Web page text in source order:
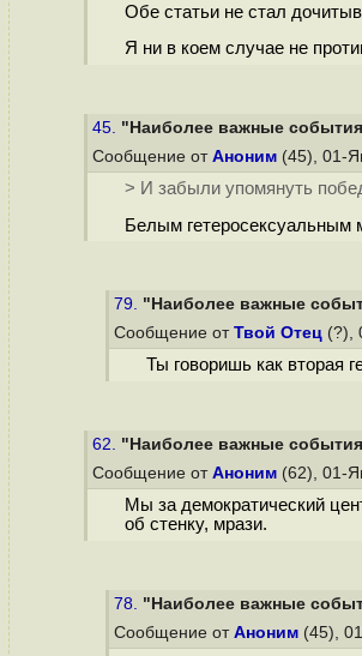
Обе статьи не стал
Я ни в коем случае не
45. "Наиболее важные события
Сообщение от Аноним (45), 01-
> И забыли упомянуть
Белым гетеросекcуальным
79. "Наиболее важные
Сообщение от Твой Отец (?),
Ты говоришь как вторая
62. "Наиболее важные события
Сообщение от Аноним (62), 01-
Мы за демократический
об стенку, мрази.
78. "Наиболее важные
Сообщение от Аноним (45),